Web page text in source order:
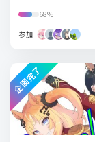
68%
参加
企画完了